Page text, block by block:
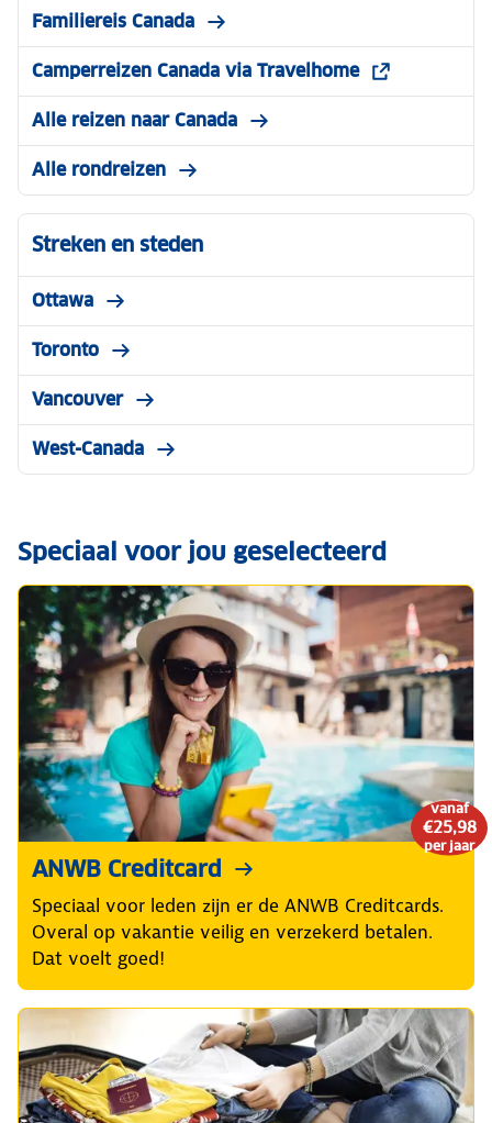
Familiereis Canada
Camperreizen Canada via Travelhome
Alle reizen naar Canada
Alle rondreizen
Streken en steden
Ottawa
Toronto
Vancouver
West-Canada
Speciaal voor jou geselecteerd
vanaf
€25,98
per jaar
ANWB Creditcard
Speciaal voor leden zijn er de ANWB Creditcards.
Overal op vakantie veilig en verzekerd betalen.
Dat voelt goed!